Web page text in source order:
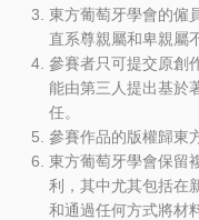
東方葡萄牙學會的僱
直系尊親屬和卑親屬
參賽者只可提交原創
能由第三人提出基於
任。
參賽作品的版權歸東
東方葡萄牙學會保留
利，其中尤其包括在
和通過任何方式將材